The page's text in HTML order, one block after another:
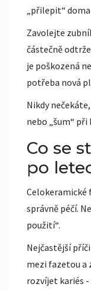
„přilepit“
Zavolejte
částečně
je poškozená
potřeba nová
Nikdy
nebo „šum“
Co se
po
Celokeramické
správně péčí.
použití“.
Nejčastější
mezi fazetou a
rozvíjet kariés